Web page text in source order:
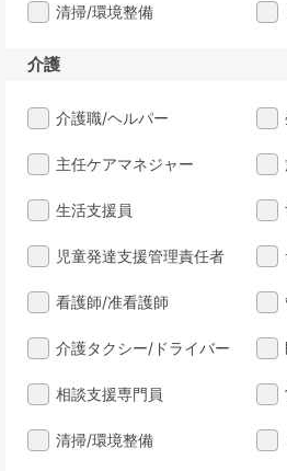
清掃/環境整備
介護
介護職/ヘルパー
主任ケアマネジャー
生活支援員
児童発達支援管理責任者
看護師/准看護師
介護タクシー/ドライバー
相談支援専門員
清掃/環境整備